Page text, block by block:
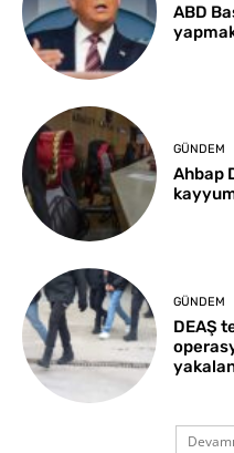
ABD
GÜNDEM
Ahbap
GÜNDEM
DEAŞ